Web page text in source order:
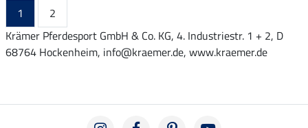
1
2
Krämer Pferdesport GmbH & Co. KG, 4. Industriestr. 1 + 2, D
68764 Hockenheim, info@kraemer.de, www.kraemer.de